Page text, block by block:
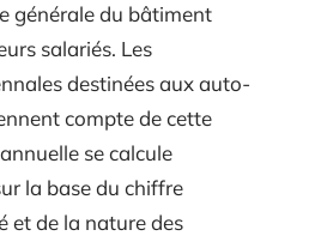
générale du bâtiment
salariés. Les
destinées aux auto-
compte de cette
se calcule
la base du chiffre
et de la nature des